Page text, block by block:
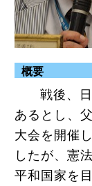
概要
戦後、日
あるとし、
大会を開催
したが、憲
平和国家を